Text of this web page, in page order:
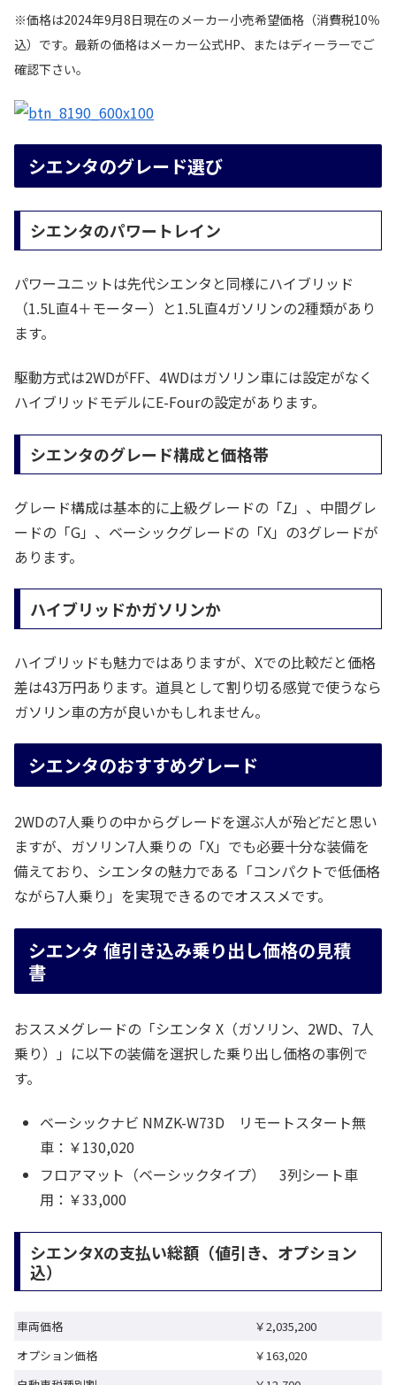
※価格は2024年9月8日現在のメーカー小売希望価格（消費税10％
込）です。最新の価格はメーカー公式HP、またはディーラーでご
確認下さい。
シエンタのグレード選び
シエンタのパワートレイン
パワーユニットは先代シエンタと同様にハイブリッド
（1.5L直4＋モーター）と1.5L直4ガソリンの2種類があり
ます。
駆動方式は2WDがFF、4WDはガソリン車には設定がなく
ハイブリッドモデルにE-Fourの設定があります。
シエンタのグレード構成と価格帯
グレード構成は基本的に上級グレードの「Z」、中間グレ
ードの「G」、ベーシックグレードの「X」の3グレードが
あります。
ハイブリッドかガソリンか
ハイブリッドも魅力ではありますが、Xでの比較だと価格
差は43万円あります。道具として割り切る感覚で使うなら
ガソリン車の方が良いかもしれません。
シエンタのおすすめグレード
2WDの7人乗りの中からグレードを選ぶ人が殆どだと思い
ますが、ガソリン7人乗りの「X」でも必要十分な装備を
備えており、シエンタの魅力である「コンパクトで低価格
ながら7人乗り」を実現できるのでオススメです。
シエンタ 値引き込み乗り出し価格の見積
書
おススメグレードの「シエンタ X（ガソリン、2WD、7人
乗り）」に以下の装備を選択した乗り出し価格の事例で
す。
ベーシックナビ NMZK-W73D リモートスタート無
車：￥130,020
フロアマット（ベーシックタイプ） 3列シート車
用：￥33,000
シエンタXの支払い総額（値引き、オプション
込）
車両価格
￥2,035,200
オプション価格
￥163,020